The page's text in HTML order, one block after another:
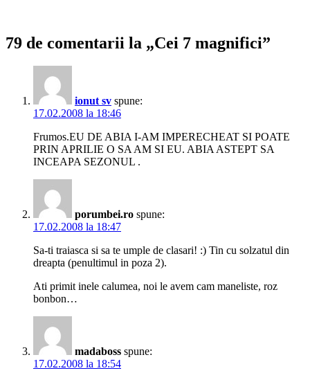
79 de comentarii la „Cei 7 magnifici”
ionut sv spune:
17.02.2008 la 18:46
Frumos.EU DE ABIA I-AM IMPERECHEAT SI POATE
PRIN APRILIE O SA AM SI EU. ABIA ASTEPT SA
INCEAPA SEZONUL .
porumbei.ro spune:
17.02.2008 la 18:47
Sa-ti traiasca si sa te umple de clasari! :) Tin cu solzatul din
dreapta (penultimul in poza 2).
Ati primit inele calumea, noi le avem cam maneliste, roz
bonbon…
madaboss spune:
17.02.2008 la 18:54